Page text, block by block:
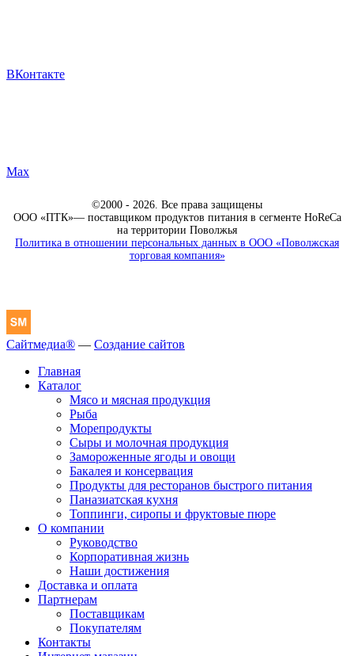
ВКонтакте
Max
©2000 - 2026. Все права защищены
ООО «ПТК»— поставщиком продуктов питания в сегменте HoReCa
на территории Поволжья
Политика в отношении персональных данных в ООО «Поволжская
торговая компания»
Сайтмедиа® — Создание сайтов
Главная
Каталог
Мясо и мясная продукция
Рыба
Морепродукты
Сыры и молочная продукция
Замороженные ягоды и овощи
Бакалея и консервация
Продукты для ресторанов быстрого питания
Паназиатская кухня
Топпинги, сиропы и фруктовые пюре
О компании
Руководство
Корпоративная жизнь
Наши достижения
Доставка и оплата
Партнерам
Поставщикам
Покупателям
Контакты